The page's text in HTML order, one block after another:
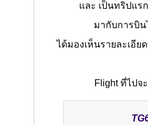
และ เป็นทริปแ
มากับการบิน
ได้มองเห็นรายละเอี
Flight ที่ไปจ